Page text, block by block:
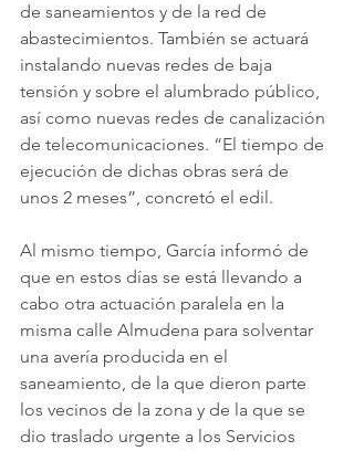
de saneamientos y de la red de
abastecimientos. También se actuará
instalando nuevas redes de baja
tensión y sobre el alumbrado público,
así como nuevas redes de canalización
de telecomunicaciones. “El tiempo de
ejecución de dichas obras será de
unos 2 meses”, concretó el edil.
Al mismo tiempo, García informó de
que en estos días se está llevando a
cabo otra actuación paralela en la
misma calle Almudena para solventar
una avería producida en el
saneamiento, de la que dieron parte
los vecinos de la zona y de la que se
dio traslado urgente a los Servicios